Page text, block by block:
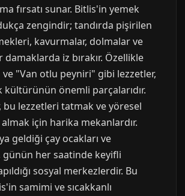
fırsatı sunar. Bitlis'in yemek
zengindir; tandırda pişirilen
kavurmalar, dolmalar ve
damaklarda iz bırakır. Özellikle
"Van otlu peyniri" gibi lezzetler,
önemli parçalarıdır.
bu lezzetleri tatmak ve yöresel
için harika mekanlardır.
geldiği çay ocakları ve
günün her saatinde keyifli
sosyal merkezlerdir. Bu
samimi ve sıcakkanlı